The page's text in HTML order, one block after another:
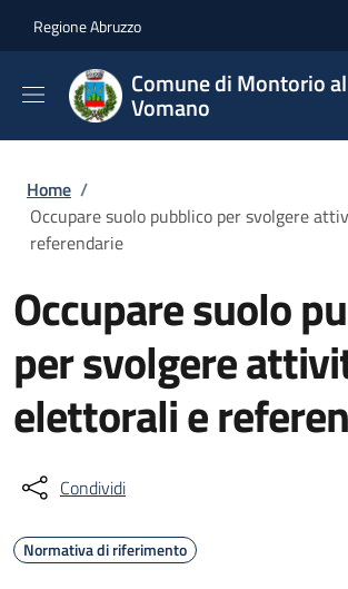
Regione Abruzzo
Comune di Montorio al
Vomano
Briciole di pane
Home /
Occupare suolo pubblico per svolgere
referendarie
Occupare suolo
per svolgere
elettorali e
Condividi
Normativa di riferimento